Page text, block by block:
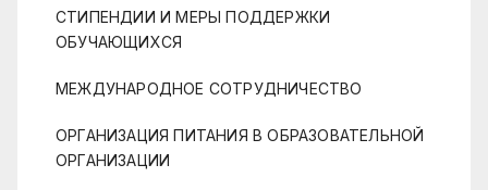
СТИПЕНДИИ И МЕРЫ ПОДДЕРЖКИ
ОБУЧАЮЩИХСЯ
МЕЖДУНАРОДНОЕ СОТРУДНИЧЕСТВО
ОРГАНИЗАЦИЯ ПИТАНИЯ В ОБРАЗОВАТЕЛЬНОЙ
ОРГАНИЗАЦИИ